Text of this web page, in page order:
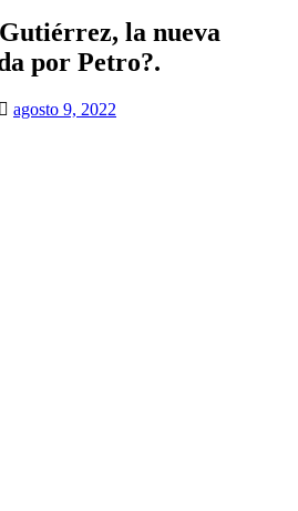
la nueva
por Petro?.
agosto 9, 2022